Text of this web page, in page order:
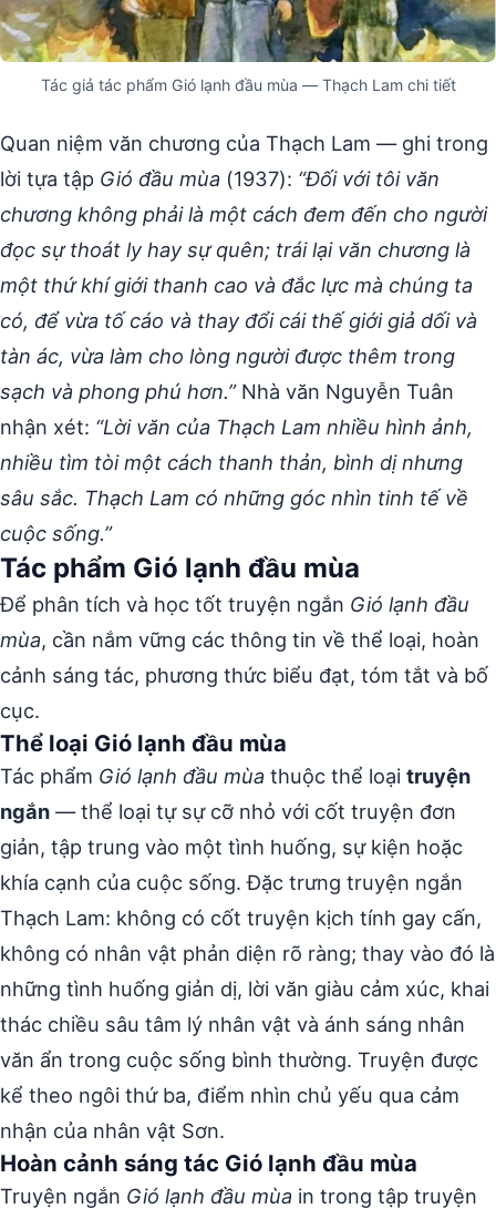
Tác giả tác phẩm Gió lạnh đầu mùa — Thạch Lam chi tiết
Quan niệm văn chương của Thạch Lam — ghi trong
lời tựa tập Gió đầu mùa (1937): “Đối với tôi văn
chương không phải là một cách đem đến cho người
đọc sự thoát ly hay sự quên; trái lại văn chương là
một thứ khí giới thanh cao và đắc lực mà chúng ta
có, để vừa tố cáo và thay đổi cái thế giới giả dối và
tàn ác, vừa làm cho lòng người được thêm trong
sạch và phong phú hơn.”Nhà văn Nguyễn Tuân
nhận xét: “Lời văn của Thạch Lam nhiều hình ảnh,
nhiều tìm tòi một cách thanh thản, bình dị nhưng
sâu sắc. Thạch Lam có những góc nhìn tinh tế về
cuộc sống.”
Tác phẩm Gió lạnh đầu mùa
Để phân tích và học tốt truyện ngắn Gió lạnh đầu
mùa, cần nắm vững các thông tin về thể loại, hoàn
cảnh sáng tác, phương thức biểu đạt, tóm tắt và bố
cục.
Thể loại Gió lạnh đầu mùa
Tác phẩm Gió lạnh đầu mùa thuộc thể loại truyện
ngắn — thể loại tự sự cỡ nhỏ với cốt truyện đơn
giản, tập trung vào một tình huống, sự kiện hoặc
khía cạnh của cuộc sống. Đặc trưng truyện ngắn
Thạch Lam: không có cốt truyện kịch tính gay cấn,
không có nhân vật phản diện rõ ràng; thay vào đó là
những tình huống giản dị, lời văn giàu cảm xúc, khai
thác chiều sâu tâm lý nhân vật và ánh sáng nhân
văn ẩn trong cuộc sống bình thường. Truyện được
kể theo ngôi thứ ba, điểm nhìn chủ yếu qua cảm
nhận của nhân vật Sơn.
Hoàn cảnh sáng tác Gió lạnh đầu mùa
Truyện ngắn Gió lạnh đầu mùa in trong tập truyện